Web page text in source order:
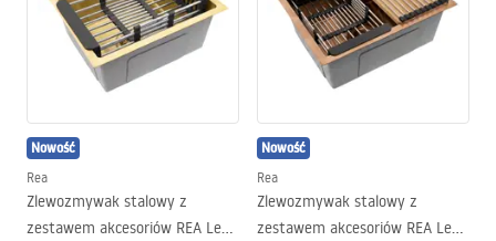
Nowość
Rea
Zlewozmywak stalowy z
zestawem akcesoriów REA Leo
Nowość
Rea
Zlewozmywak stalowy z
zestawem akcesoriów REA Leo